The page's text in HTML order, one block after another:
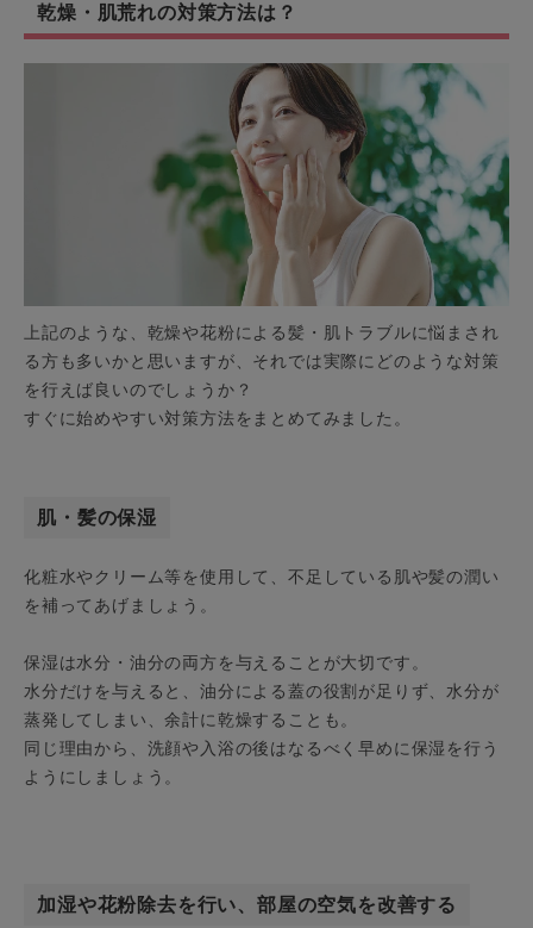
乾燥・肌荒れの対策方法は？
上記のような、乾燥や花粉による髪・肌トラブルに悩まされ
る方も多いかと思いますが、それでは実際にどのような対策
を行えば良いのでしょうか？
すぐに始めやすい対策方法をまとめてみました。
肌・髪の保湿
化粧水やクリーム等を使用して、不足している肌や髪の潤い
を補ってあげましょう。
保湿は水分・油分の両方を与えることが大切です。
水分だけを与えると、油分による蓋の役割が足りず、水分が
蒸発してしまい、余計に乾燥することも。
同じ理由から、洗顔や入浴の後はなるべく早めに保湿を行う
ようにしましょう。
加湿や花粉除去を行い、部屋の空気を改善する